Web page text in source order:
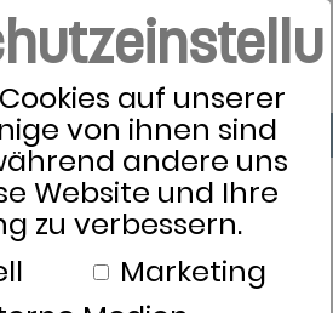
auf unserer
von ihnen sind
andere uns
Website und Ihre
zu verbessern.
Marketing